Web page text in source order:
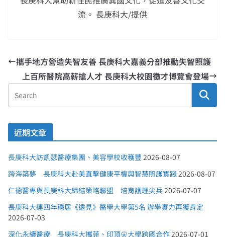
流。 長庚科大/提供
攜手地方營造失智友善 長庚科大嘉義分部推動失智照護
上百所醫院高薪搶人才 長庚科大校園徵才博覽會登場
近期文章
長庚科大訪凱瑟醫療集團、美容學校收穫豐 2026-08-07
跨海築夢 長庚科大赴美直擊健康平權與智慧照護實踐2026-08-07
仁德醫專與長庚科大締結策略聯盟 培育護理尖兵2026-07-07
長庚科大連四年穩居《遠見》醫學大學第5名 辦學實力再獲肯定
2026-07-03
深化永續醫療 長庚科大攜菲、印頂尖大學跨國合作2026-07-01